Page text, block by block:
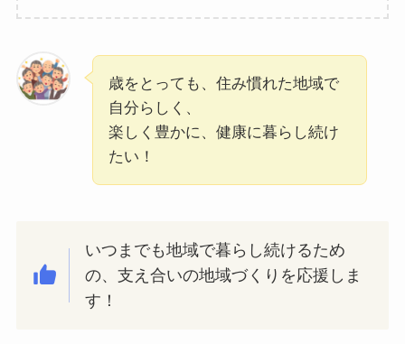
歳をとっても、住み慣れた地域で
自分らしく、
楽しく豊かに、健康に暮らし続け
たい！
いつまでも地域で暮らし続けるため
の、支え合いの地域づくりを応援しま
す！